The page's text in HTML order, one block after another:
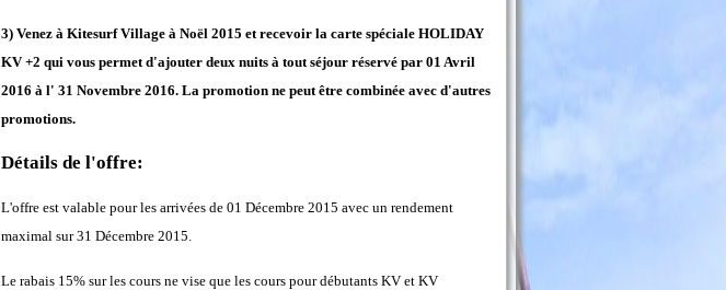
3) Venez à Kitesurf Village à Noël 2015 et recevoir la carte spéciale HOLIDAY
KV +2 qui vous permet d'ajouter deux nuits à tout séjour réservé par 01 Avril
2016 à l' 31 Novembre 2016. La promotion ne peut être combinée avec d'autres
promotions.
Détails de l'offre:
L'offre est valable pour les arrivées de 01 Décembre 2015 avec un rendement
maximal sur 31 Décembre 2015.
Le rabais 15% sur les cours ne vise que les cours pour débutants KV et KV